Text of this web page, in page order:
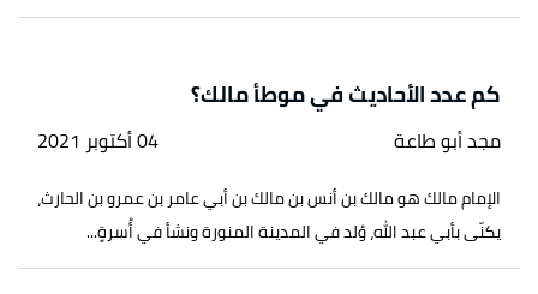
كم عدد الأحاديث في موطأ مالك؟
مجد أبو طاعة 04 أكتوبر 2021
الإمام مالك هو مالك بن أنس بن مالك بن أبي عامر بن عمرو بن الحارث،
يكنّى بأبي عبد الله، وُلد في المدينة المنورة ونشأ في أُسرةٍ...